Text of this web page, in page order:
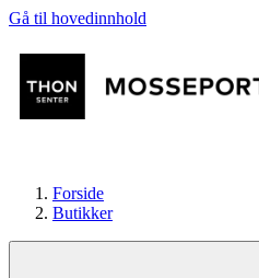
Gå til hovedinnhold
Forside
Butikker